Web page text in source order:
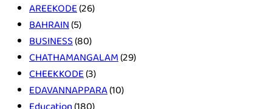
AREEKODE(26)
BAHRAIN(5)
BUSINESS(80)
CHATHAMANGALAM(29)
CHEEKKODE(3)
EDAVANNAPPARA(10)